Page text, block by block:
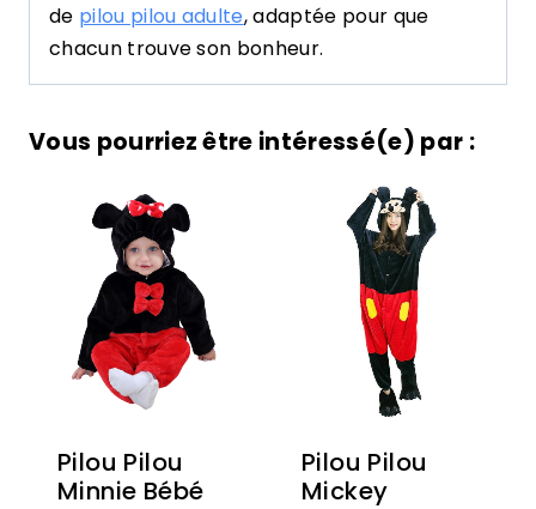
de pilou pilou adulte, adaptée pour que
chacun trouve son bonheur.
Vous pourriez être intéressé(e) par :
Pilou Pilou
Minnie Bébé
Pilou Pilou
Mickey